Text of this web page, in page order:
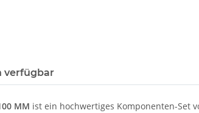
verfügbar
MM ist ein hochwertiges Komponenten-Set